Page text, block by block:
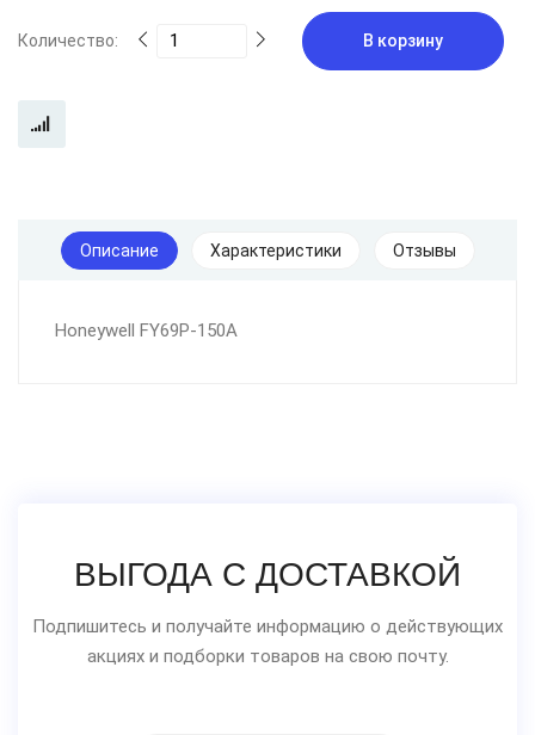
Количество: В корзину
Описание Характеристики Отзывы
Honeywell FY69P-150A
ВЫГОДА С ДОСТАВКОЙ
Подпишитесь и получайте информацию о действующих
акциях и подборки товаров на свою почту.